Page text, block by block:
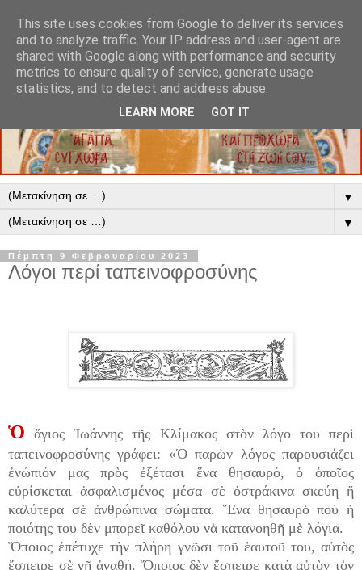
▼
▼
Πέμπτη 9 Φεβρουαρίου 2023
Λόγοι περί ταπεινοφροσύνης
Ὁ ἅγιος Ἰωάννης τῆς Κλίμακος στὸν λόγο του περὶ
ταπεινοφροσύνης γράφει: «Ὁ παρὼν λόγος παρουσιάζει
ἐνώπιόν μας πρὸς ἐξέτασι ἕνα θησαυρό, ὁ ὁποῖος
εὑρίσκεται ἀσφαλισμένος μέσα σὲ ὀστράκινα σκεύη ἤ
καλύτερα σὲ ἀνθρώπινα σώματα. Ἕνα θησαυρὸ ποὺ ἡ
ποιότης του δὲν μπορεῖ καθόλου νὰ κατανοηθῆ μὲ λόγια.
Ὅποιος ἐπέτυχε τὴν πλήρη γνῶσι τοῦ ἑαυτοῦ του, αὐτὸς
ἔσπειρε σὲ γῆ ἀγαθή. Ὅποιος δὲν ἔσπειρε κατὰ αὐτὸν τὸν
This site uses cookies from Google to deliver its services
and to analyze traffic. Your IP address and user-agent are
shared with Google along with performance and security
metrics to ensure quality of service, generate usage
statistics, and to detect and address abuse.
LEARN MORE GOT IT